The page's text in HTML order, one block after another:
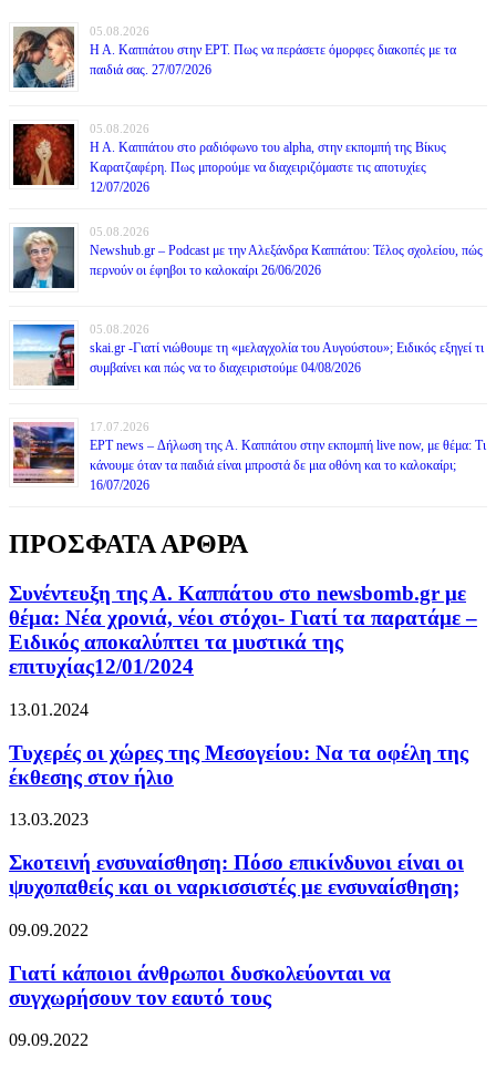
05.08.2026
Η Α. Καππάτου στην ΕΡΤ. Πως να περάσετε όμορφες διακοπές με τα
παιδιά σας. 27/07/2026
05.08.2026
Η Α. Καππάτου στο ραδιόφωνο του alpha, στην εκπομπή της Βίκυς
Καρατζαφέρη. Πως μπορούμε να διαχειριζόμαστε τις αποτυχίες
12/07/2026
05.08.2026
Newshub.gr – Podcast με την Αλεξάνδρα Καππάτου: Τέλος σχολείου, πώς
περνούν οι έφηβοι το καλοκαίρι 26/06/2026
05.08.2026
skai.gr -Γιατί νιώθουμε τη «μελαγχολία του Αυγούστου»; Ειδικός εξηγεί τι
συμβαίνει και πώς να το διαχειριστούμε 04/08/2026
17.07.2026
ΕΡΤ news – Δήλωση της Α. Καππάτου στην εκπομπή live now, με θέμα: Τι
κάνουμε όταν τα παιδιά είναι μπροστά δε μια οθόνη και το καλοκαίρι;
16/07/2026
ΠΡΟΣΦΑΤΑ ΑΡΘΡΑ
Συνέντευξη της Α. Καππάτου στο newsbomb.gr με
θέμα: Νέα χρονιά, νέοι στόχοι- Γιατί τα παρατάμε –
Ειδικός αποκαλύπτει τα μυστικά της
επιτυχίας12/01/2024
13.01.2024
Τυχερές οι χώρες της Μεσογείου: Να τα οφέλη της
έκθεσης στον ήλιο
13.03.2023
Σκοτεινή ενσυναίσθηση: Πόσο επικίνδυνοι είναι οι
ψυχοπαθείς και οι ναρκισσιστές με ενσυναίσθηση;
09.09.2022
Γιατί κάποιοι άνθρωποι δυσκολεύονται να
συγχωρήσουν τον εαυτό τους
09.09.2022